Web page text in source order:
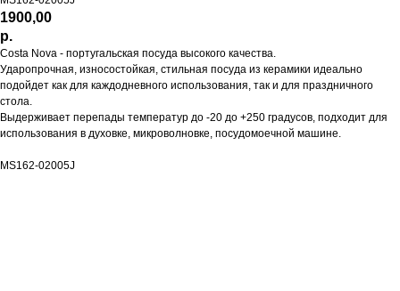
1900,00
р.
Costa Nova - португальская посуда высокого качества.
Ударопрочная, износостойкая, стильная посуда из керамики идеально
подойдет как для каждодневного использования, так и для праздничного
стола.
Выдерживает перепады температур до -20 до +250 градусов, подходит для
использования в духовке, микроволновке, посудомоечной машине.
MS162-02005J